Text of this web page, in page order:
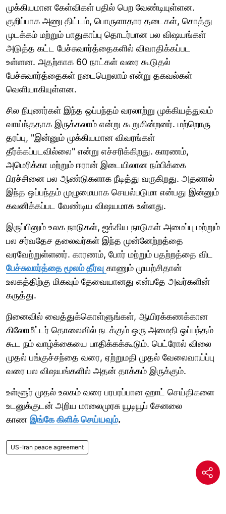
முக்கியமான கேள்விகள் பதில் பெற வேண்டியுள்ளன.
குறிப்பாக அணு திட்டம், பொருளாதார தடைகள், சொத்து
முடக்கம் மற்றும் பாதுகாப்பு தொடர்பான பல விஷயங்கள்
அடுத்த கட்ட பேச்சுவார்த்தைகளில் விவாதிக்கப்பட
உள்ளன. அதற்காக 60 நாட்கள் வரை கூடுதல்
பேச்சுவார்த்தைகள் நடைபெறலாம் என்று தகவல்கள்
வெளியாகியுள்ளன.
சில நிபுணர்கள் இந்த ஒப்பந்தம் வரலாற்று முக்கியத்துவம்
வாய்ந்ததாக இருக்கலாம் என்று கூறுகின்றனர். மற்றொரு
தரப்பு, "இன்னும் முக்கியமான விவரங்கள்
தீர்க்கப்படவில்லை" என்று எச்சரிக்கிறது. காரணம்,
அமெரிக்கா மற்றும் ஈரான் இடையிலான நம்பிக்கை
பிரச்சினை பல ஆண்டுகளாக நீடித்து வருகிறது. அதனால்
இந்த ஒப்பந்தம் முழுமையாக செயல்படுமா என்பது இன்னும்
கவனிக்கப்பட வேண்டிய விஷயமாக உள்ளது.
இருப்பினும் உலக நாடுகள், ஐக்கிய நாடுகள் அமைப்பு மற்றும்
பல சர்வதேச தலைவர்கள் இந்த முன்னேற்றத்தை
வரவேற்றுள்ளனர். காரணம், போர் மற்றும் பதற்றத்தை விட
பேச்சுவார்த்தை மூலம் தீர்வு காணும் முயற்சிதான்
உலகத்திற்கு மிகவும் தேவையானது என்பதே அவர்களின்
கருத்து.
நினைவில் வைத்துக்கொள்ளுங்கள், ஆயிரக்கணக்கான
கிலோமீட்டர் தொலைவில் நடக்கும் ஒரு அமைதி ஒப்பந்தம்
கூட நம் வாழ்க்கையை பாதிக்கக்கூடும். பெட்ரோல் விலை
முதல் பங்குச்சந்தை வரை, ஏற்றுமதி முதல் வேலைவாய்ப்பு
வரை பல விஷயங்களில் அதன் தாக்கம் இருக்கும்.
உள்ளூர் முதல் உலகம் வரை பரபரப்பான ஹாட் செய்திகளை
உடனுக்குடன் அறிய மாலைமுரசு யூடியூப் சேனலை
காண இங்கே கிளிக் செய்யவும்.
US-Iran peace agreement